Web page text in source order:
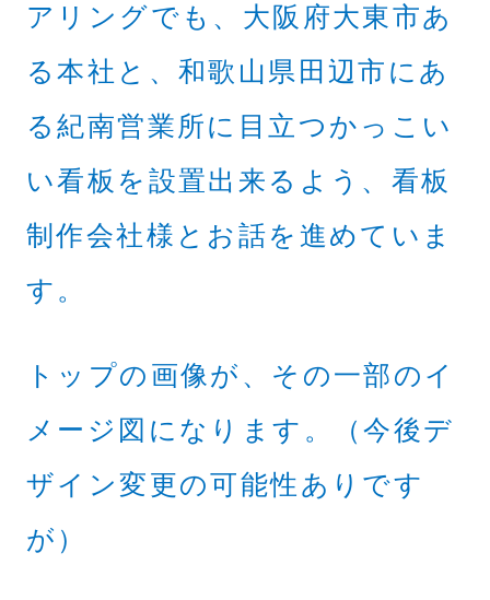
アリングでも、大阪府大東市あ
る本社と、和歌山県田辺市にあ
る紀南営業所に目立つかっこい
い看板を設置出来るよう、看板
制作会社様とお話を進めていま
す。
トップの画像が、その一部のイ
メージ図になります。（今後デ
ザイン変更の可能性ありです
が）